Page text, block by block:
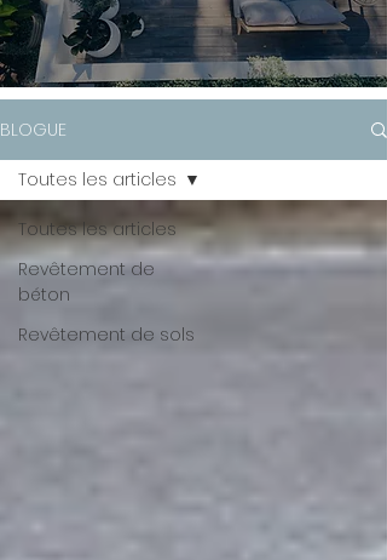
BLOGUE
Toutes les articles
Revêtement de
béton
Revêtement de sols
Toutes les articles